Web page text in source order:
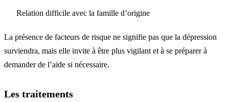
Relation difficile avec la famille d’origine
La présence de facteurs de risque ne signifie pas que la dépression
surviendra, mais elle invite à être plus vigilant et à se préparer à
demander de l’aide si nécessaire.
Les traitements